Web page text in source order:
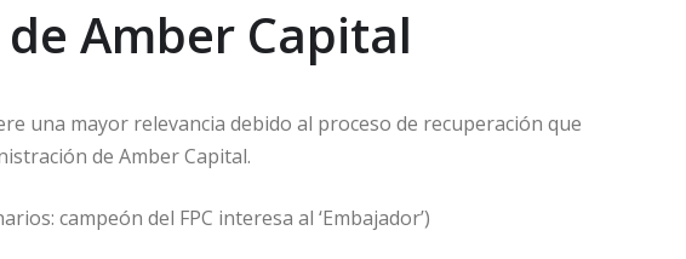
Amber Capital
una mayor relevancia debido al proceso de recuperación que
de Amber Capital.
campeón del FPC interesa al ‘Embajador’)